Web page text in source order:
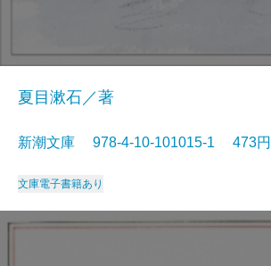
夏目漱石／著
新潮文庫 978-4-10-101015-1 473
文庫電子書籍あり